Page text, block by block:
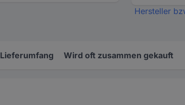
Hersteller
Lieferumfang Wird oft zusammen gekauft